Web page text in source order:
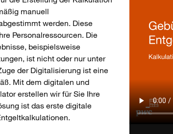
manuell
werden. Diese
Personalressourcen. Die
beispielsweise
ist nicht oder nur unter
der Digitalisierung ist eine
Mit dem digitalen und
erstellen wir für Sie Ihre
ist das erste digitale